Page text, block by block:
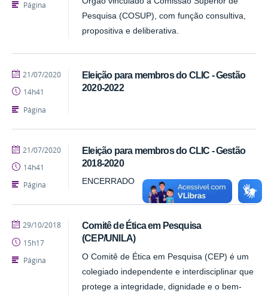
Pesquisa (COSUP), com função consultiva,
propositiva e deliberativa.
Página
Eleição para membros do CLIC - Gestão
2020-2022
publicado
21/07/2020
14h41
Página
Eleição para membros do CLIC - Gestão
2018-2020
ENCERRADO
publicado
21/07/2020
14h41
Página
Comitê de Ética em Pesquisa
(CEP/UNILA)
O Comitê de Ética em Pesquisa (CEP) é um
colegiado independente e interdisciplinar que
protege a integridade, dignidade e o bem-
publicado
29/10/2018
15h17
Página